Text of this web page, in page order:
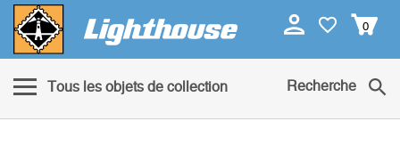
0
Tous les objets de collection Recherche